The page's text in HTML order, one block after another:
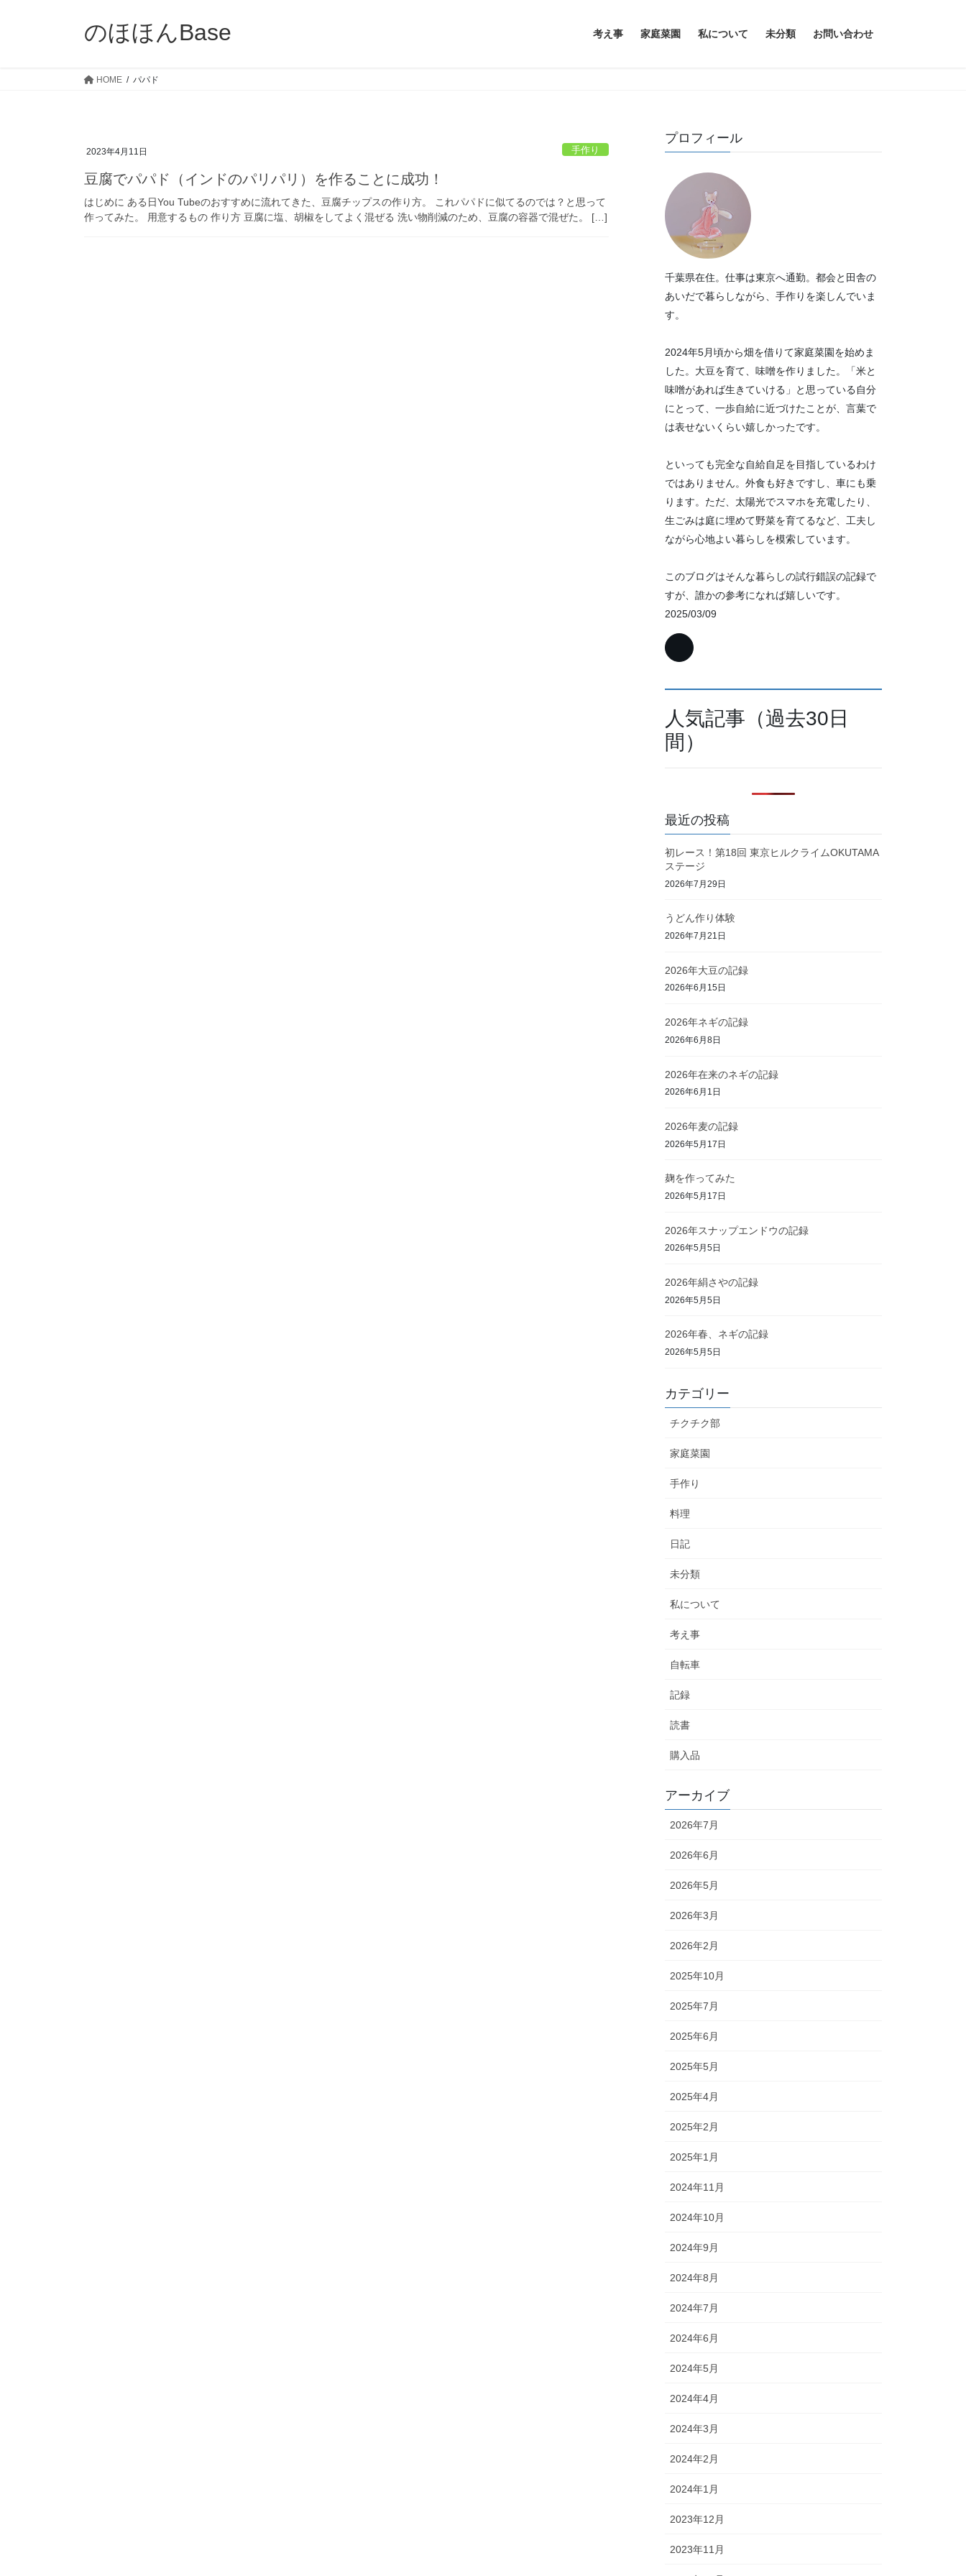
のほほんBase 考え事 家庭菜園 私について 未分類 お問い合わせ
HOME パパド
2023年4月11日 手作り
豆腐でパパド（インドのパリパリ）を作ることに成功！
はじめに ある日You Tubeのおすすめに流れてきた、豆腐チップスの作り方。 これパパドに似てるのでは？と思って
作ってみた。 用意するもの 作り方 豆腐に塩、胡椒をしてよく混ぜる 洗い物削減のため、豆腐の容器で混ぜた。 […]
プロフィール
千葉県在住。仕事は東京へ通勤。都会と田舎の
あいだで暮らしながら、手作りを楽しんでいま
す。
2024年5月頃から畑を借りて家庭菜園を始めま
した。大豆を育て、味噌を作りました。「米と
味噌があれば生きていける」と思っている自分
にとって、一歩自給に近づけたことが、言葉で
は表せないくらい嬉しかったです。
といっても完全な自給自足を目指しているわけ
ではありません。外食も好きですし、車にも乗
ります。ただ、太陽光でスマホを充電したり、
生ごみは庭に埋めて野菜を育てるなど、工夫し
ながら心地よい暮らしを模索しています。
このブログはそんな暮らしの試行錯誤の記録で
すが、誰かの参考になれば嬉しいです。
2025/03/09
人気記事（過去30日
間）
最近の投稿
初レース！第18回 東京ヒルクライムOKUTAMA
ステージ
2026年7月29日
うどん作り体験
2026年7月21日
2026年大豆の記録
2026年6月15日
2026年ネギの記録
2026年6月8日
2026年在来のネギの記録
2026年6月1日
2026年麦の記録
2026年5月17日
麹を作ってみた
2026年5月17日
2026年スナップエンドウの記録
2026年5月5日
2026年絹さやの記録
2026年5月5日
2026年春、ネギの記録
2026年5月5日
カテゴリー
チクチク部
家庭菜園
手作り
料理
日記
未分類
私について
考え事
自転車
記録
読書
購入品
アーカイブ
2026年7月
2026年6月
2026年5月
2026年3月
2026年2月
2025年10月
2025年7月
2025年6月
2025年5月
2025年4月
2025年2月
2025年1月
2024年11月
2024年10月
2024年9月
2024年8月
2024年7月
2024年6月
2024年5月
2024年4月
2024年3月
2024年2月
2024年1月
2023年12月
2023年11月